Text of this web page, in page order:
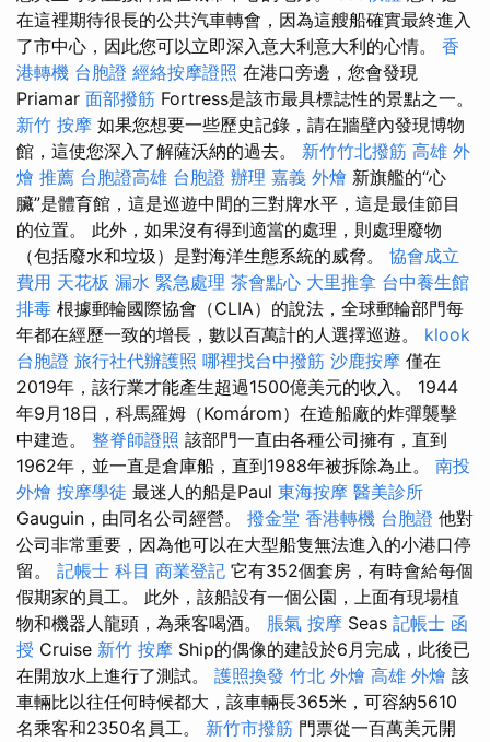
在這裡期待很長的公共汽車轉會，因為這艘船確實最終進入
了市中心，因此您可以立即深入意大利意大利的心情。 香
港轉機 台胞證 經絡按摩證照 在港口旁邊，您會發現
Priamar 面部撥筋 Fortress是該市最具標誌性的景點之一。
新竹 按摩 如果您想要一些歷史記錄，請在牆壁內發現博物
館，這使您深入了解薩沃納的過去。 新竹竹北撥筋 高雄 外
燴 推薦 台胞證高雄 台胞證 辦理 嘉義 外燴 新旗艦的“心
臟”是體育館，這是巡遊中間的三對牌水平，這是最佳節目
的位置。 此外，如果沒有得到適當的處理，則處理廢物
（包括廢水和垃圾）是對海洋生態系統的威脅。 協會成立
費用 天花板 漏水 緊急處理 茶會點心 大里推拿 台中養生館
排毒 根據郵輪國際協會（CLIA）的說法，全球郵輪部門每
年都在經歷一致的增長，數以百萬計的人選擇巡遊。 klook
台胞證 旅行社代辦護照 哪裡找台中撥筋 沙鹿按摩 僅在
2019年，該行業才能產生超過1500億美元的收入。 1944
年9月18日，科馬羅姆（Komárom）在造船廠的炸彈襲擊
中建造。 整脊師證照 該部門一直由各種公司擁有，直到
1962年，並一直是倉庫船，直到1988年被拆除為止。 南投
外燴 按摩學徒 最迷人的船是Paul 東海按摩 醫美診所
Gauguin，由同名公司經營。 撥金堂 香港轉機 台胞證 他對
公司非常重要，因為他可以在大型船隻無法進入的小港口停
留。 記帳士 科目 商業登記 它有352個套房，有時會給每個
假期家的員工。 此外，該船設有一個公園，上面有現場植
物和機器人龍頭，為乘客喝酒。 脹氣 按摩 Seas 記帳士 函
授 Cruise 新竹 按摩 Ship的偶像的建設於6月完成，此後已
在開放水上進行了測試。 護照換發 竹北 外燴 高雄 外燴 該
車輛比以往任何時候都大，該車輛長365米，可容納5610
名乘客和2350名員工。 新竹市撥筋 門票從一百萬美元開